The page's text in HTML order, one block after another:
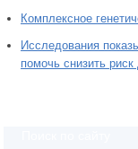
Комплексное
Исследования
помочь снизить